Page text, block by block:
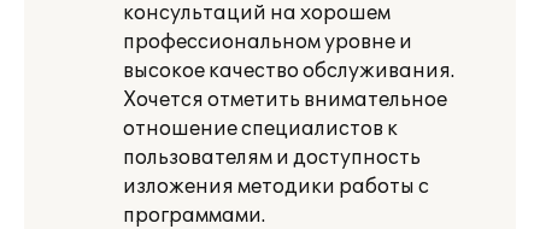
консультаций на хорошем
профессиональном уровне и
высокое качество обслуживания.
Хочется отметить внимательное
отношение специалистов к
пользователям и доступность
изложения методики работы с
программами.